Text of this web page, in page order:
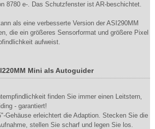
8780 e-. Das Schutzfenster ist AR-beschichtet.
als eine verbesserte Version der ASI290MM
die ein größeres Sensorformat und größere Pixel
aufweist.
Mini als Autoguider
finden Sie immer einen Leitstern,
- garantiert!
Gehäuse erleichtert die Adaption. Stecken Sie die
stellen Sie scharf und legen Sie los.